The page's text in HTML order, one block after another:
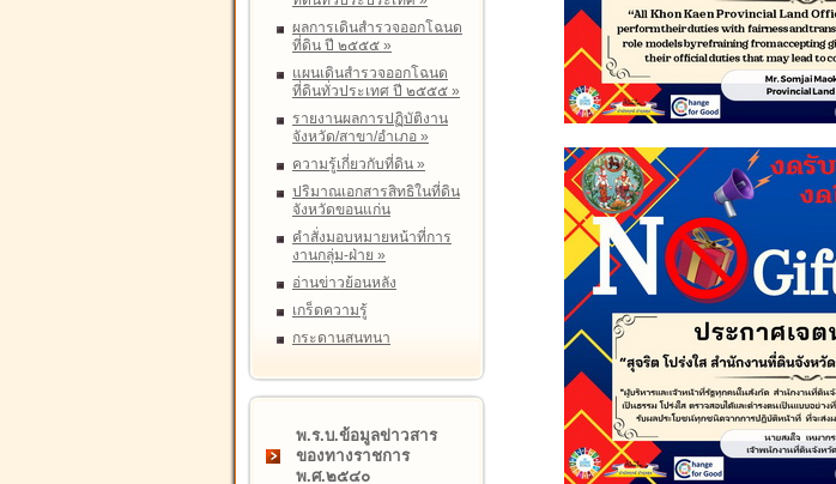
ผลการเดินสำรวจออกโฉนด
ที่ดิน ปี ๒๕๕๕ »
แผนเดินสำรวจออกโฉนด
ที่ดินทั่วประเทศ ปี ๒๕๕๕ »
รายงานผลการปฏิบัติงาน
จังหวัด/สาขา/อำเภอ »
ความรู้เกี่ยวกับที่ดิน »
ปริมาณเอกสารสิทธิในที่ดิน
จังหวัดขอนแก่น
คำสั่งมอบหมายหน้าที่การ
งานกลุ่ม-ฝ่าย »
อ่านข่าวย้อนหลัง
เกร็ดความรู้
กระดานสนทนา
พ.ร.บ.ข้อมูลข่าวสาร
ของทางราชการ
พ.ศ.๒๕๔๐